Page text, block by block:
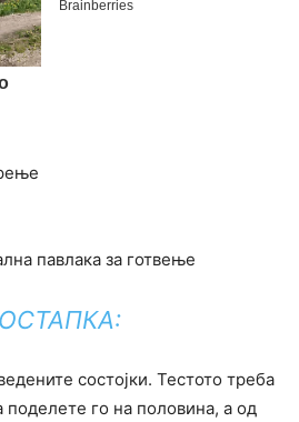
павлака за готвење
состојки. Тестото треба
го на половина, а од